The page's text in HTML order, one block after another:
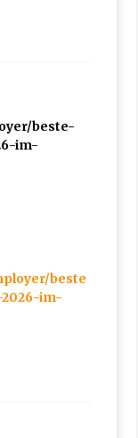
beste-
im-
beste
im-